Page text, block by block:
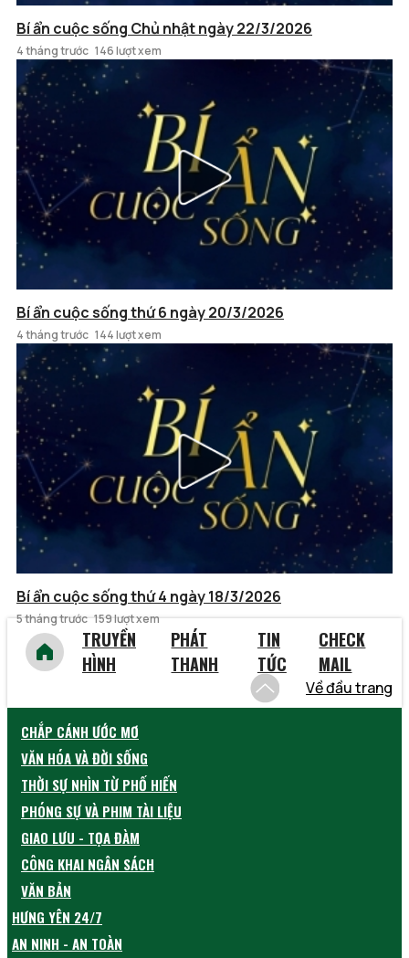
Bí ẩn cuộc sống Chủ nhật ngày 22/3/2026
4 tháng trước 146 lượt xem
Bí ẩn cuộc sống thứ 6 ngày 20/3/2026
4 tháng trước 144 lượt xem
Bí ẩn cuộc sống thứ 4 ngày 18/3/2026
5 tháng trước 159 lượt xem
TRUYỀN
HÌNH
PHÁT
THANH
TIN
TỨC
CHECK
MAIL
Về đầu trang
CHẮP CÁNH ƯỚC MƠ
VĂN HÓA VÀ ĐỜI SỐNG
THỜI SỰ NHÌN TỪ PHỐ HIẾN
PHÓNG SỰ VÀ PHIM TÀI LIỆU
GIAO LƯU - TỌA ĐÀM
CÔNG KHAI NGÂN SÁCH
VĂN BẢN
HƯNG YÊN 24/7
AN NINH - AN TOÀN